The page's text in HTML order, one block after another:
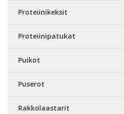
Proteiinikeksit
Proteiinipatukat
Puikot
Puserot
Rakkolaastarit